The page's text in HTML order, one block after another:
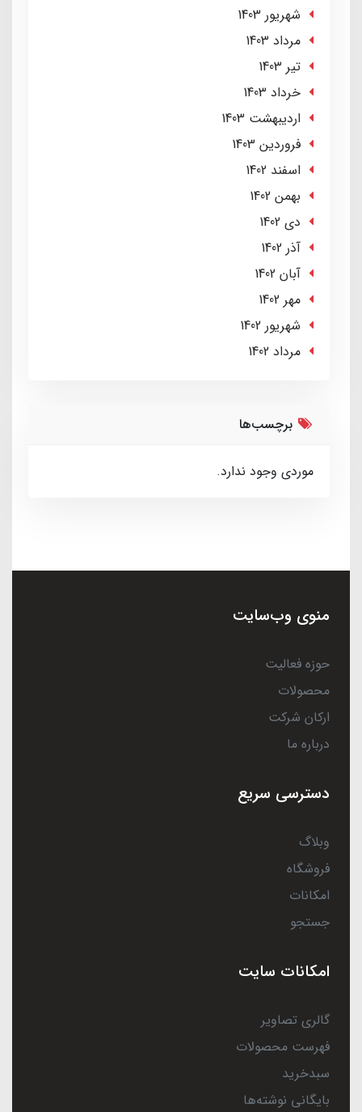
شهریور 1403
مرداد 1403
تير 1403
خرداد 1403
ارديبهشت 1403
فروردین 1403
اسفند 1402
بهمن 1402
دی 1402
آذر 1402
آبان 1402
مهر 1402
شهریور 1402
مرداد 1402
برچسب‌ها
موردی وجود ندارد.
منوی وب‌سایت
حوزه فعالیت
محصولات
ارکان شرکت
درباره ما
دسترسی سریع
وبلاگ
فروشگاه
امکانات
جستجو
امکانات سایت
گالری تصاویر
فهرست محصولات
سبدخرید
بایگانی نوشته‌ها